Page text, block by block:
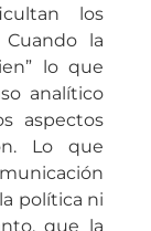
los
Cuando la
lo que
analítico
aspectos
Lo que
política ni
que la